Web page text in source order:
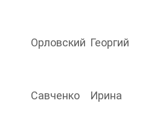
Орловский Георгий
Савченко Ирина